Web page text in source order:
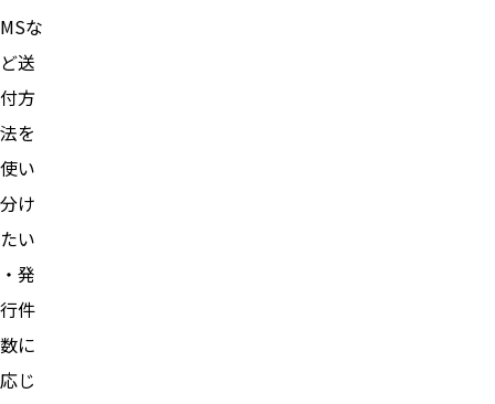
MSな
ど送
付方
法を
使い
分け
たい
・発
行件
数に
応じ